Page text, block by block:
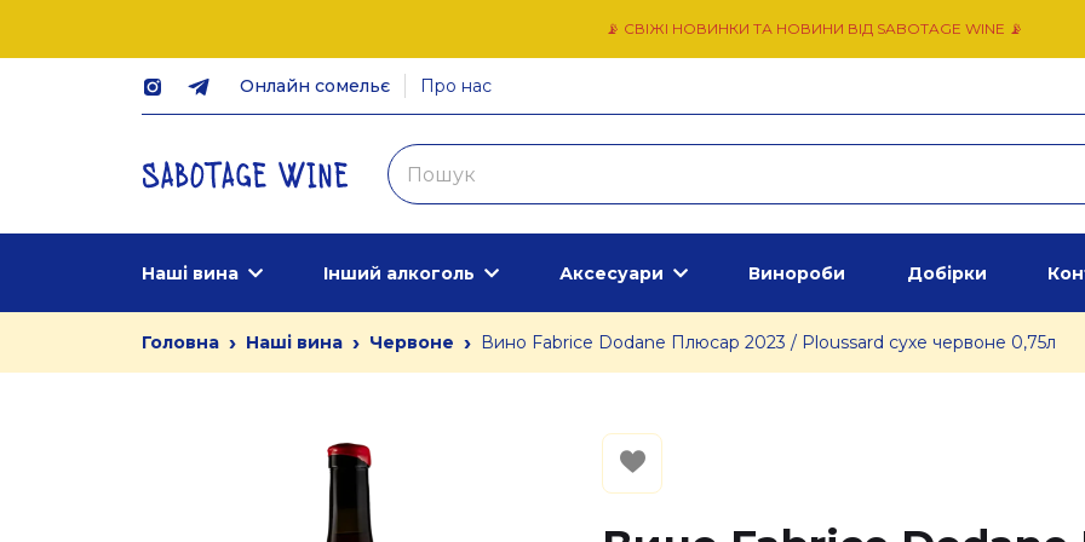
📡 СВІЖІ НОВИНКИ ТА НОВИНИ ВІД SABOTAGE WINE 📡
Онлайн сомельє Про нас
Наші вина Інший алкоголь Аксесуари Винороби Добірки
Головна › Наші вина › Червоне › Вино Fabrice Dodane Плюсар 2023 / Ploussard сухе червоне 0,75л